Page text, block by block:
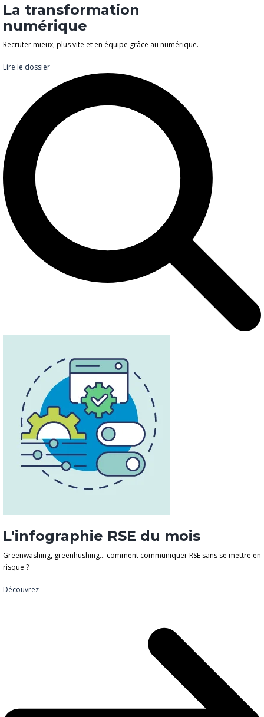
La transformation
numérique
Recruter mieux, plus vite et en équipe grâce au numérique.
Lire le dossier
L'infographie RSE du mois
Greenwashing, greenhushing… comment communiquer RSE sans se mettre en
risque ?
Découvrez